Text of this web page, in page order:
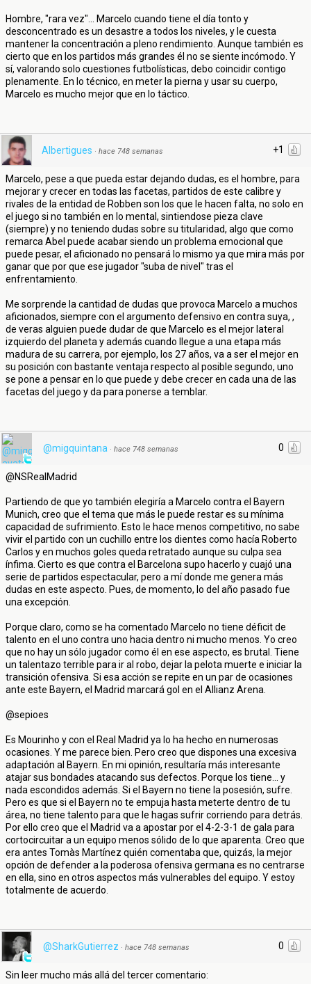
Hombre, "rara vez"... Marcelo cuando tiene el día tonto y
desconcentrado es un desastre a todos los niveles, y le cuesta
mantener la concentración a pleno rendimiento. Aunque también es
cierto que en los partidos más grandes él no se siente incómodo. Y
sí, valorando solo cuestiones futbolísticas, debo coincidir contigo
plenamente. En lo técnico, en meter la pierna y usar su cuerpo,
Marcelo es mucho mejor que en lo táctico.
+1
Albertigues · hace 748 semanas
Marcelo, pese a que pueda estar dejando dudas, es el hombre, para
mejorar y crecer en todas las facetas, partidos de este calibre y
rivales de la entidad de Robben son los que le hacen falta, no solo en
el juego si no también en lo mental, sintiendose pieza clave
(siempre) y no teniendo dudas sobre su titularidad, algo que como
remarca Abel puede acabar siendo un problema emocional que
puede pesar, el aficionado no pensará lo mismo ya que mira más por
ganar que por que ese jugador "suba de nivel" tras el
enfrentamiento.
Me sorprende la cantidad de dudas que provoca Marcelo a muchos
aficionados, siempre con el argumento defensivo en contra suya, ,
de veras alguien puede dudar de que Marcelo es el mejor lateral
izquierdo del planeta y además cuando llegue a una etapa más
madura de su carrera, por ejemplo, los 27 años, va a ser el mejor en
su posición con bastante ventaja respecto al posible segundo, uno
se pone a pensar en lo que puede y debe crecer en cada una de las
facetas del juego y da para ponerse a temblar.
0
@migquintana · hace 748 semanas
@NSRealMadrid
Partiendo de que yo también elegiría a Marcelo contra el Bayern
Munich, creo que el tema que más le puede restar es su mínima
capacidad de sufrimiento. Esto le hace menos competitivo, no sabe
vivir el partido con un cuchillo entre los dientes como hacía Roberto
Carlos y en muchos goles queda retratado aunque su culpa sea
ínfima. Cierto es que contra el Barcelona supo hacerlo y cuajó una
serie de partidos espectacular, pero a mí donde me genera más
dudas en este aspecto. Pues, de momento, lo del año pasado fue
una excepción.
Porque claro, como se ha comentado Marcelo no tiene déficit de
talento en el uno contra uno hacia dentro ni mucho menos. Yo creo
que no hay un sólo jugador como él en ese aspecto, es brutal. Tiene
un talentazo terrible para ir al robo, dejar la pelota muerte e iniciar la
transición ofensiva. Si esa acción se repite en un par de ocasiones
ante este Bayern, el Madrid marcará gol en el Allianz Arena.
@sepioes
Es Mourinho y con el Real Madrid ya lo ha hecho en numerosas
ocasiones. Y me parece bien. Pero creo que dispones una excesiva
adaptación al Bayern. En mi opinión, resultaría más interesante
atajar sus bondades atacando sus defectos. Porque los tiene... y
nada escondidos además. Si el Bayern no tiene la posesión, sufre.
Pero es que si el Bayern no te empuja hasta meterte dentro de tu
área, no tiene talento para que le hagas sufrir corriendo para detrás.
Por ello creo que el Madrid va a apostar por el 4-2-3-1 de gala para
cortocircuitar a un equipo menos sólido de lo que aparenta. Creo que
era antes Tomàs Martínez quién comentaba que, quizás, la mejor
opción de defender a la poderosa ofensiva germana es no centrarse
en ella, sino en otros aspectos más vulnerables del equipo. Y estoy
totalmente de acuerdo.
0
@SharkGutierrez · hace 748 semanas
Sin leer mucho más allá del tercer comentario: